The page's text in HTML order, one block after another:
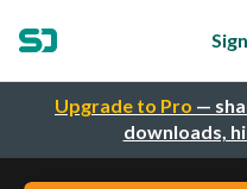
Upgrade to Pro —
downloads,